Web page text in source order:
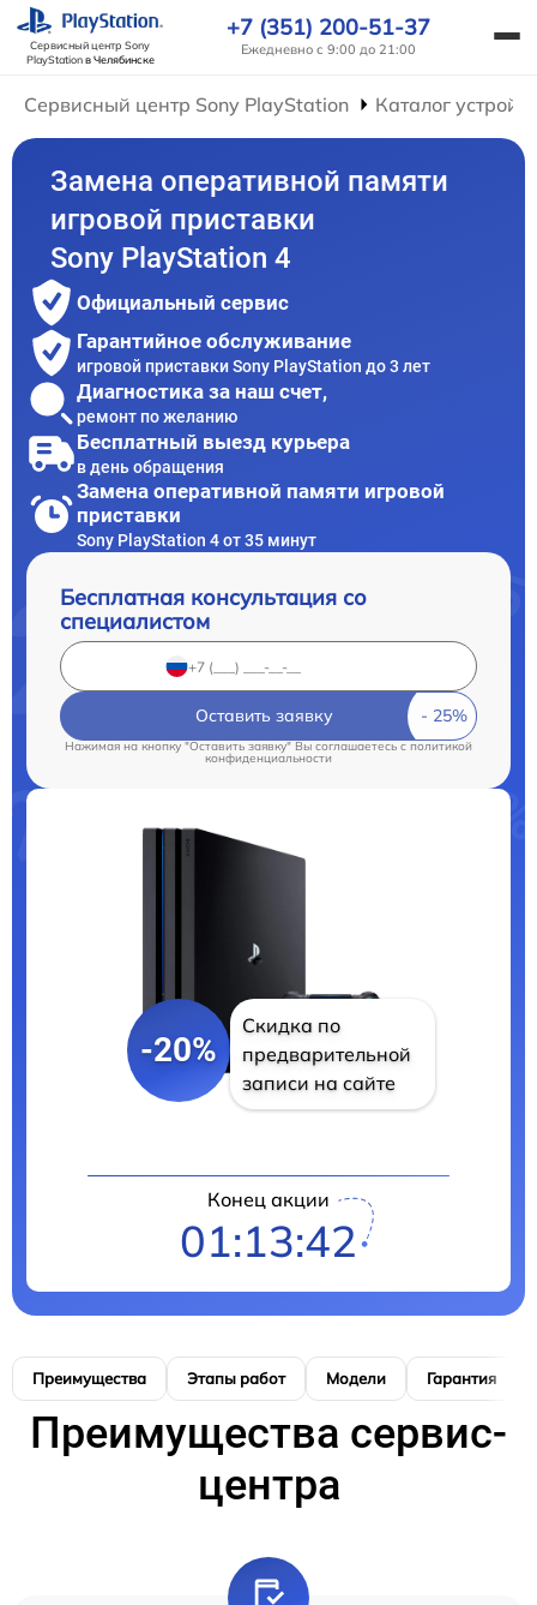
Сервисный центр Sony
PlayStationв Челябинске
+7 (351) 200-51-37
Ежедневно с 9:00 до 21:00
Сервисный центр Sony PlayStation Каталог
Замена оперативной памяти
игровой приставки
Sony PlayStation 4
Официальный сервис
Гарантийное обслуживание
игровой приставки Sony PlayStation до 3 лет
Диагностика за наш счет,
ремонт по желанию
Бесплатный выезд курьера
в день обращения
Замена оперативной памяти игровой
приставки
Sony PlayStation 4 от 35 минут
Бесплатная консультация со
специалистом
Оставить заявку
Нажимая на кнопку "Оставить заявку" Вы соглашаетесь cполитикой
конфиденциальности
-20%
Скидка по
предварительной
записи на сайте
Конец акции
01:13:41
Преимущества Этапы работ Модели Гарантия
Преимущества сервис-
центра